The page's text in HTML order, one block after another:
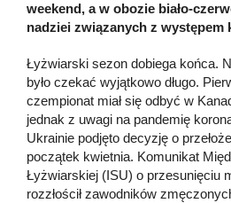
weekend, a w obozie biało-
nadziei związanych z występem
Łyżwiarski sezon dobiega końca.
było czekać wyjątkowo długo.
czempionat miał się odbyć w
jednak z uwagi na pandemię
Ukrainie podjęto decyzję o
początek kwietnia. Komunikat
Łyżwiarskiej (ISU) o przesunięciu
rozzłościł zawodników